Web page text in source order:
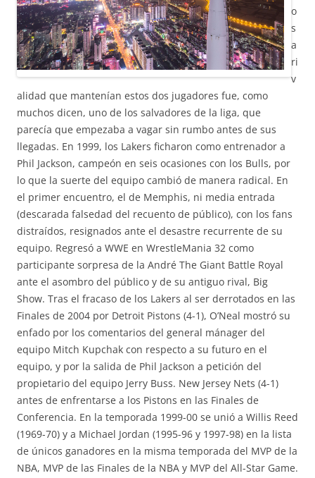
o
s
a
ri
v
alidad que mantenían estos dos jugadores fue, como
muchos dicen, uno de los salvadores de la liga, que
parecía que empezaba a vagar sin rumbo antes de sus
llegadas. En 1999, los Lakers ficharon como entrenador a
Phil Jackson, campeón en seis ocasiones con los Bulls, por
lo que la suerte del equipo cambió de manera radical. En
el primer encuentro, el de Memphis, ni media entrada
(descarada falsedad del recuento de público), con los fans
distraídos, resignados ante el desastre recurrente de su
equipo. Regresó a WWE en WrestleMania 32 como
participante sorpresa de la André The Giant Battle Royal
ante el asombro del público y de su antiguo rival, Big
Show. Tras el fracaso de los Lakers al ser derrotados en las
Finales de 2004 por Detroit Pistons (4-1), O’Neal mostró su
enfado por los comentarios del general mánager del
equipo Mitch Kupchak con respecto a su futuro en el
equipo, y por la salida de Phil Jackson a petición del
propietario del equipo Jerry Buss. New Jersey Nets (4-1)
antes de enfrentarse a los Pistons en las Finales de
Conferencia. En la temporada 1999-00 se unió a Willis Reed
(1969-70) y a Michael Jordan (1995-96 y 1997-98) en la lista
de únicos ganadores en la misma temporada del MVP de la
NBA, MVP de las Finales de la NBA y MVP del All-Star Game.